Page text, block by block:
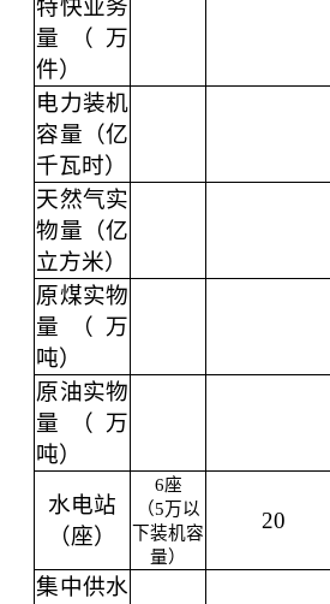
特快业务
量（万
件）
电力装机
容量（亿
千瓦时）
天然气实
物量（亿
立方米）
原煤实物
量（万
吨）
原油实物
量（万
吨）
水电站
（座）
6座
（5万以
下装机容
量）
20
集中供水